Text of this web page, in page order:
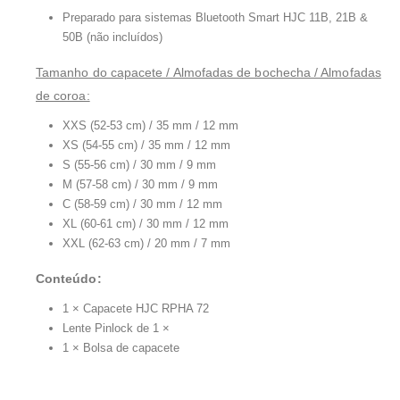
Preparado para sistemas Bluetooth Smart HJC 11B, 21B &
50B (não incluídos)
Tamanho do capacete / Almofadas de bochecha / Almofadas
de coroa:
XXS (52-53 cm) / 35 mm / 12 mm
XS (54-55 cm) / 35 mm / 12 mm
S (55-56 cm) / 30 mm / 9 mm
M (57-58 cm) / 30 mm / 9 mm
C (58-59 cm) / 30 mm / 12 mm
XL (60-61 cm) / 30 mm / 12 mm
XXL (62-63 cm) / 20 mm / 7 mm
Conteúdo:
1 × Capacete HJC RPHA 72
Lente Pinlock de 1 ×
1 × Bolsa de capacete